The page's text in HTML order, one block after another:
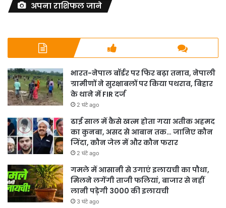
अपना राशिफल जाने
भारत-नेपाल बॉर्डर पर फिर बढ़ा तनाव, नेपाली
ग्रामीणों ने सुरक्षाबलों पर किया पथराव, बिहार
के थाने में FIR दर्ज
2 घंटे ago
ढाई साल में कैसे खत्म होता गया अतीक अहमद
का कुनबा, असद से आबान तक… जानिए कौन
जिंदा, कौन जेल में और कौन फरार
2 घंटे ago
गमले में आसानी से उगाएं इलायची का पौधा,
मिलने लगेंगी ताजी फलियां, बाजार से नहीं
लानी पड़ेगी 3000 की इलायची
3 घंटे ago